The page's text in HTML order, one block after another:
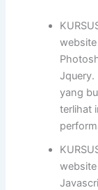
Jquery.
yang
terlihat